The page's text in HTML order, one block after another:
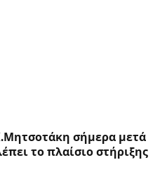
σήμερα μετά
το πλαίσιο στήριξης